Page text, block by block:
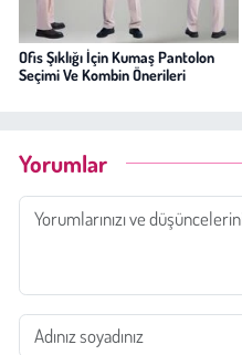
Ofis Şıklığı İçin Kumaş Pantolon
Seçimi Ve Kombin Önerileri
Yorumlar